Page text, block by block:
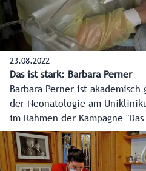
23.08.2022
Das ist stark: Barbara Perner
Barbara Perner ist
der Neonatologie am
im Rahmen der Kampagne
Arbeit als Intensivpflegerin für